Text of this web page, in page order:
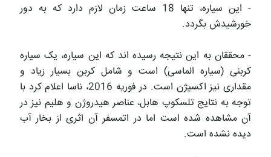
- این سیاره، تنها 18 ساعت زمان لازم دارد که به دور
خورشیدش بگردد.
- محققان به این نتیجه رسیده اند که این سیاره، یک سیاره
کربنی (سیاره الماسی) است و شامل کربن بسیار زیاد و
مقداری نیز اکسیژن است. در فوریه 2016، ناسا اعلام کرد با
توجه به نتایج تلسکوپ هابل، عناصر هیدروژن و هلیم نیز در
آن مشاهده شده است اما در اتمسفر آن اثری از بخار آب
دیده نشده است.